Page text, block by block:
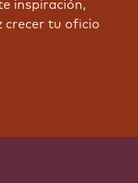
inspiración,
crecer tu oficio